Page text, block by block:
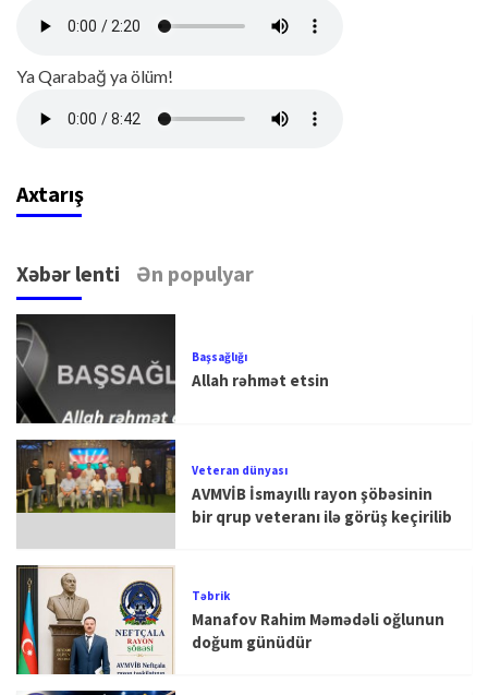
Ya Qarabağ ya ölüm!
Axtarış
Xəbər lenti Ən populyar
Başsağlığı
Allah rəhmət etsin
Veteran dünyası
AVMVİB İsmayıllı rayon şöbəsinin
bir qrup veteranı ilə görüş keçirilib
Təbrik
Manafov Rahim Məmədəli oğlunun
doğum günüdür